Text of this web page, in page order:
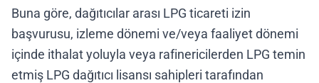
Buna göre, dağıtıcılar arası LPG ticareti izin
başvurusu, izleme dönemi ve/veya faaliyet dönemi
içinde ithalat yoluyla veya rafinericilerden LPG temin
etmiş LPG dağıtıcı lisansı sahipleri tarafından